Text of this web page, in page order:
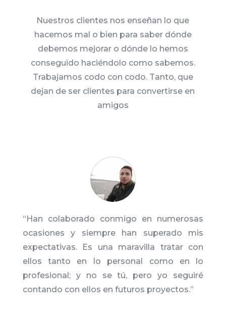
Nuestros clientes nos enseñan lo que
hacemos mal o bien para saber dónde
debemos mejorar o dónde lo hemos
conseguido haciéndolo como sabemos.
Trabajamos codo con codo. Tanto, que
dejan de ser clientes para convertirse en
amigos
“Han colaborado conmigo en numerosas
ocasiones y siempre han superado mis
expectativas. Es una maravilla tratar con
ellos tanto en lo personal como en lo
profesional; y no se tú, pero yo seguiré
contando con ellos en futuros proyectos.”